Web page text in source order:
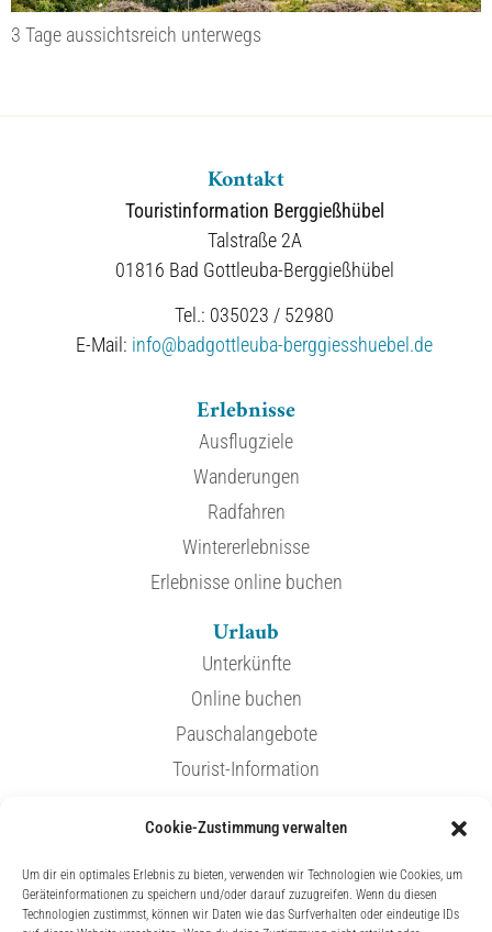
Cookie-Zustimmung verwalten
Um dir ein optimales Erlebnis zu bieten, verwenden wir Technologien wie Cookies, um
Geräteinformationen zu speichern und/oder darauf zuzugreifen. Wenn du diesen
Technologien zustimmst, können wir Daten wie das Surfverhalten oder eindeutige IDs
3 Tage aussichtsreich unterwegs
Kontakt
Touristinformation Berggießhübel
Talstraße 2A
01816 Bad Gottleuba-Berggießhübel
Tel.: 035023 / 52980
E-Mail: info@badgottleuba-berggiesshuebel.de
Erlebnisse
Ausflugziele
Wanderungen
Radfahren
Wintererlebnisse
Erlebnisse online buchen
Urlaub
Unterkünfte
Online buchen
Pauschalangebote
Tourist-Information
Veranstaltungen
Kur & Wellness